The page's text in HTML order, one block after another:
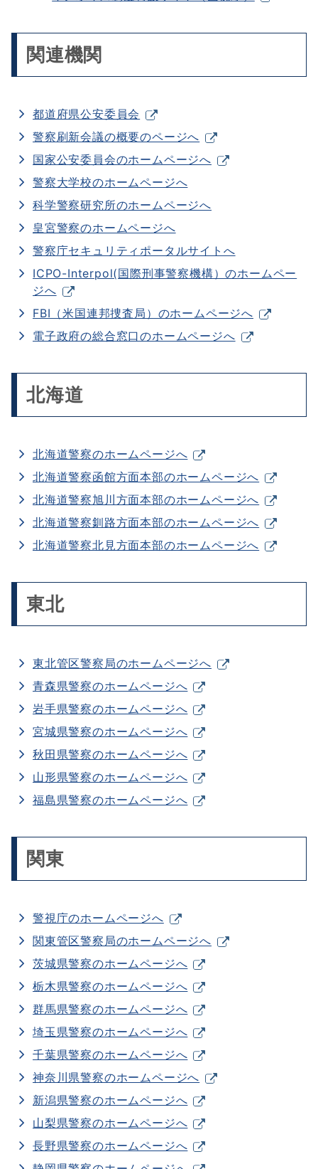
関連機関
都道府県公安委員会
警察刷新会議の概要のページへ
国家公安委員会のホームページへ
警察大学校のホームページへ
科学警察研究所のホームページへ
皇宮警察のホームページへ
警察庁セキュリティポータルサイトへ
ICPO-Interpol(国際刑事警察機構）のホームペー
ジへ
FBI（米国連邦捜査局）のホームページへ
電子政府の総合窓口のホームページへ
北海道
北海道警察のホームページへ
北海道警察函館方面本部のホームページへ
北海道警察旭川方面本部のホームページへ
北海道警察釧路方面本部のホームページへ
北海道警察北見方面本部のホームページへ
東北
東北管区警察局のホームページへ
青森県警察のホームページへ
岩手県警察のホームページへ
宮城県警察のホームページへ
秋田県警察のホームページへ
山形県警察のホームページへ
福島県警察のホームページへ
関東
警視庁のホームページへ
関東管区警察局のホームページへ
茨城県警察のホームページへ
栃木県警察のホームページへ
群馬県警察のホームページへ
埼玉県警察のホームページへ
千葉県警察のホームページへ
神奈川県警察のホームページへ
新潟県警察のホームページへ
山梨県警察のホームページへ
長野県警察のホームページへ